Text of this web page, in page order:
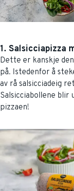
1. Salsicciapizza
Dette er kanskje
på. Istedenfor å
av rå salsicciadeig
Salsicciabollene blir
pizzaen!